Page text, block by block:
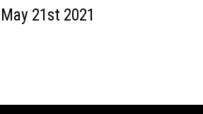
May 21st 2021